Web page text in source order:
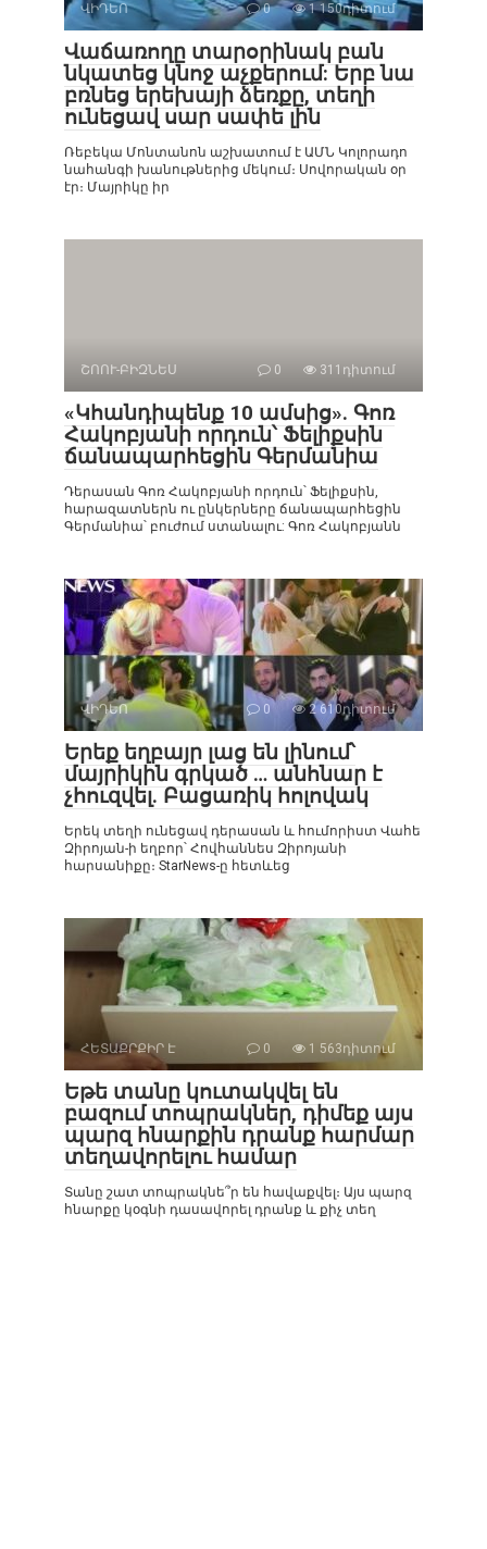
ՎԻԴԵՈ 0 1 150դիտում
Վաճառողը տարօրինակ բան
նկատեց կնոջ աչքերում: Երբ նա
բռնեց երեխայի ձեռքը, տեղի
ունեցավ սար սափե լին
Ռեբեկա Մոնտանոն աշխատում է ԱՄՆ Կոլորադո
նահանգի խանութներից մեկում։ Սովորական օր
էր։ Մայրիկը իր
ՇՈՈՒ-ԲԻԶՆԵՍ 0 311դիտում
«Կհանդիպենք 10 ամսից». Գոռ
Հակոբյանի որդուն՝ Ֆելիքսին
ճանապարհեցին Գերմանիա
Դերասան Գոռ Հակոբյանի որդուն՝ Ֆելիքսին,
հարազատներն ու ընկերները ճանապարհեցին
Գերմանիա՝ բուժում ստանալու: Գոռ Հակոբյանն
ՎԻԴԵՈ 0 2 610դիտում
Երեք եղբայր լաց են լինում՝
մայրիկին գրկած … անհնար է
չհուզվել. Բացառիկ հոլովակ
Երեկ տեղի ունեցավ դերասան և հումորիստ Վահե
Զիրոյան-ի եղբոր՝ Հովհաննես Զիրոյանի
հարսանիքը։ StarNews-ը հետևեց
ՀԵՏԱՔՐՔԻՐ Է 0 1 563դիտում
Եթե տանը կուտակվել են
բազում տոպրակներ, դիմեք այս
պարզ հնարքին դրանք հարմար
տեղավորելու համար
Տանը շատ տոպրակնե՞ր են հավաքվել։ Այս պարզ
հնարքը կօգնի դասավորել դրանք և քիչ տեղ